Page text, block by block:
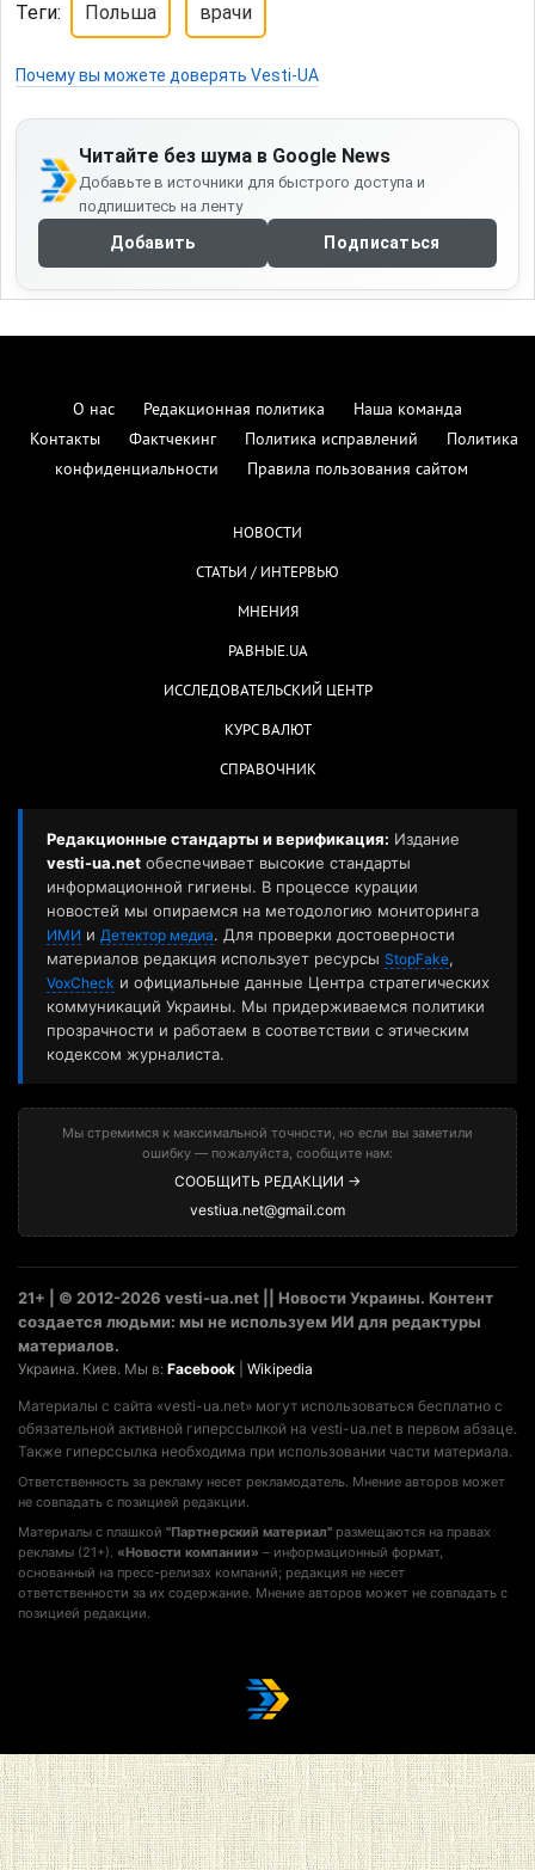
Теги: Польша врачи
Почему вы можете доверять Vesti-UA
Читайте без шума в Google News
Добавьте в источники для быстрого доступа и
подпишитесь на ленту
Добавить Подписаться
О нас Редакционная политика
Наша команда
Контакты
Фактчекинг Политика исправлений
Политика
конфиденциальности
Правила пользования сайтом
НОВОСТИ
СТАТЬИ / ИНТЕРВЬЮ
МНЕНИЯ
РАВНЫЕ.UA
ИССЛЕДОВАТЕЛЬСКИЙ ЦЕНТР
КУРС ВАЛЮТ
СПРАВОЧНИК
Редакционные стандарты и верификация: Издание
vesti-ua.net обеспечивает высокие стандарты
информационной гигиены. В процессе курации
новостей мы опираемся на методологию мониторинга
ИМИ и Детектор медиа. Для проверки достоверности
материалов редакция использует ресурсы StopFake,
VoxCheck и официальные данные Центра стратегических
коммуникаций Украины. Мы придерживаемся политики
прозрачности и работаем в соответствии с этическим
кодексом журналиста.
Мы стремимся к максимальной точности, но если вы заметили
ошибку — пожалуйста, сообщите нам:
СООБЩИТЬ РЕДАКЦИИ →
vestiua.net@gmail.com
21+ | © 2012-2026 vesti-ua.net || Новости Украины. Контент
создается людьми: мы не используем ИИ для редактуры
материалов.
Украина. Киев. Мы в: Facebook Wikipedia
Материалы с сайта «vesti-ua.net» могут использоваться бесплатно с
обязательной активной гиперссылкой на vesti-ua.net в первом абзаце.
Также гиперссылка необходима при использовании части материала.
Ответственность за рекламу несет рекламодатель. Мнение авторов может
не совпадать с позицией редакции.
Материалы с плашкой "Партнерский материал" размещаются на правах
рекламы (21+). «Новости компании» – информационный формат,
основанный на пресс-релизах компаний; редакция не несет
ответственности за их содержание. Мнение авторов может не совпадать с
позицией редакции.